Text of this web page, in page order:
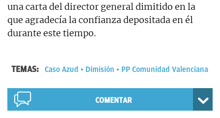
una carta del director general dimitido en la
que agradecía la confianza depositada en él
durante este tiempo.
TEMAS: Caso Azud Dimisión PP Comunidad Valenciana
COMENTAR